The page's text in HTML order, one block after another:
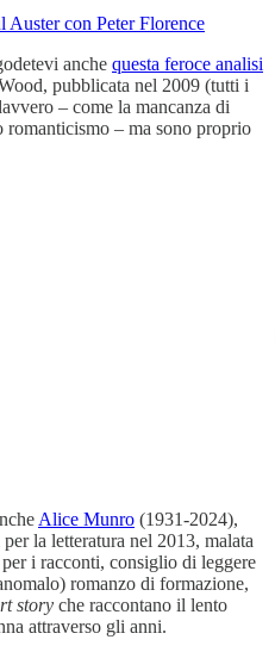
Auster con Peter Florence
anche questa feroce analisi
pubblicata nel 2009 (tutti i
– come la mancanza di
– ma sono proprio
Alice Munro (1931-2024),
la letteratura nel 2013, malata
i racconti, consiglio di leggere
romanzo di formazione,
story che raccontano il lento
attraverso gli anni.